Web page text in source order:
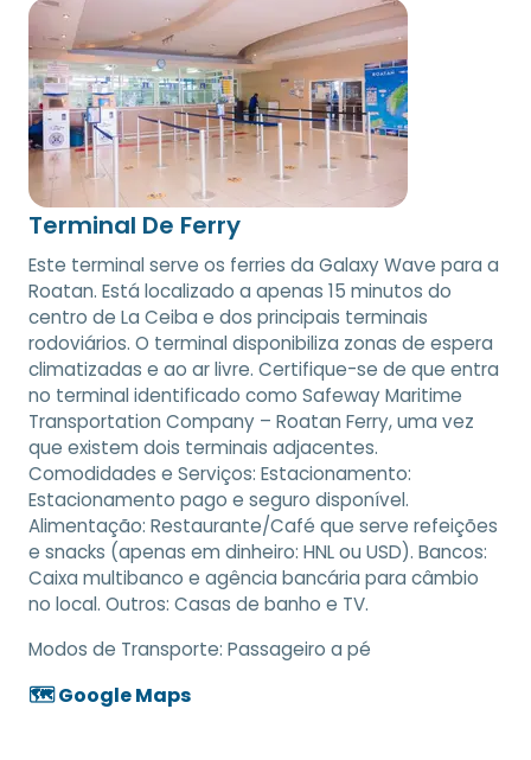
Terminal De Ferry
Este terminal serve os ferries da Galaxy Wave para a
Roatan. Está localizado a apenas 15 minutos do
centro de La Ceiba e dos principais terminais
rodoviários. O terminal disponibiliza zonas de espera
climatizadas e ao ar livre. Certifique-se de que entra
no terminal identificado como Safeway Maritime
Transportation Company – Roatan Ferry, uma vez
que existem dois terminais adjacentes.
Comodidades e Serviços: Estacionamento:
Estacionamento pago e seguro disponível.
Alimentação: Restaurante/Café que serve refeições
e snacks (apenas em dinheiro: HNL ou USD). Bancos:
Caixa multibanco e agência bancária para câmbio
no local. Outros: Casas de banho e TV.
Modos de Transporte: Passageiro a pé
🗺️ Google Maps